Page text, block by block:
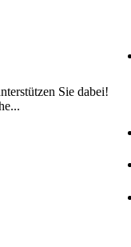
Sie dabei!